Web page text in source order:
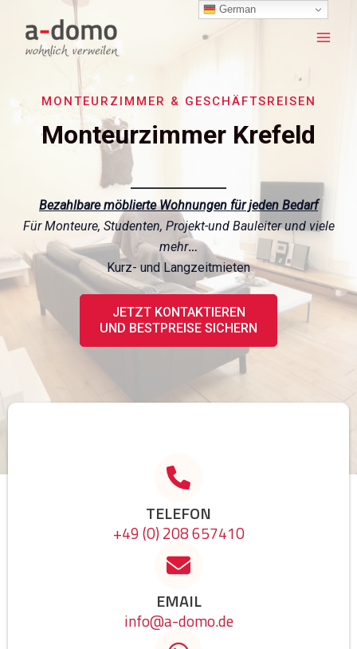
content
MONTEURZIMMER & GESCHÄFTSREISEN
Monteurzimmer Krefeld
Bezahlbare möblierte Wohnungen für jeden Bedarf
Für Monteure, Studenten, Projekt-und Bauleiter und viele
mehr…
Kurz- und Langzeitmieten
JETZT KONTAKTIEREN
UND BESTPREISE SICHERN
TELEFON
+49 (0) 208 657410
EMAIL
info@a-domo.de
German